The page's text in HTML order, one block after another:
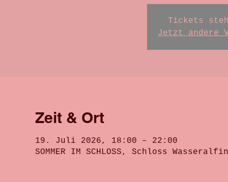
Tickets
Jetzt andere
Zeit & Ort
19. Juli 2026, 18:00 – 22:00
SOMMER IM SCHLOSS, Schloss